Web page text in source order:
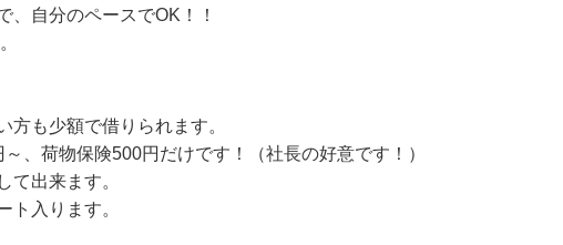
で収入は安定しています。
、自分のペースでOK！！
方も少額で借りられます。
～、荷物保険500円だけです！（社長の好意です！）
て出来ます。
ト入ります。